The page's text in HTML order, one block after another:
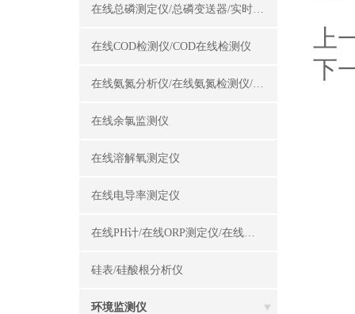
在线总磷测定仪/总磷变送器/实时总磷监测仪
在线COD检测仪/COD在线检测仪
在线氨氮分析仪/在线氨氮检测仪/氨氮变送器
在线余氯监测仪
在线溶解氧测定仪
在线电导率测定仪
在线PH计/在线ORP测定仪/在线酸碱度计
硅表/硅酸根分析仪
环境监测仪
上
下